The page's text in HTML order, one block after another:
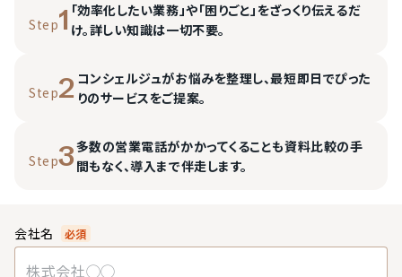
Step1 「効率化したい業務」や「困りごと」をざっくり伝えるだ
け。詳しい知識は一切不要。
Step2 コンシェルジュがお悩みを整理し、最短即日でぴった
りのサービスをご提案。
Step3多数の営業電話がかかってくることも資料比較の手
間もなく、導入まで伴走します。
会社名 必須